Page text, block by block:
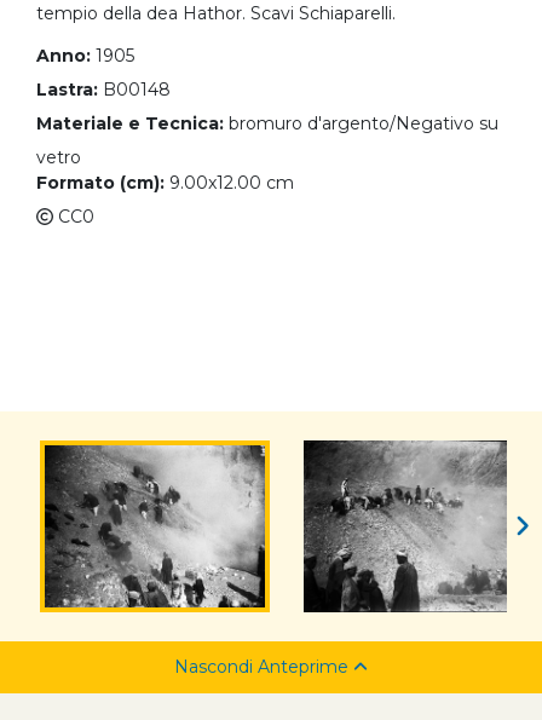
tempio della dea Hathor. Scavi Schiaparelli.
Anno: 1905
Lastra: B00148
Materiale e Tecnica: bromuro d'argento/Negativo su
vetro
Formato (cm): 9.00x12.00 cm
CC0
Nascondi Anteprime